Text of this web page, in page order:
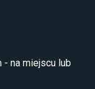
na miejscu lub